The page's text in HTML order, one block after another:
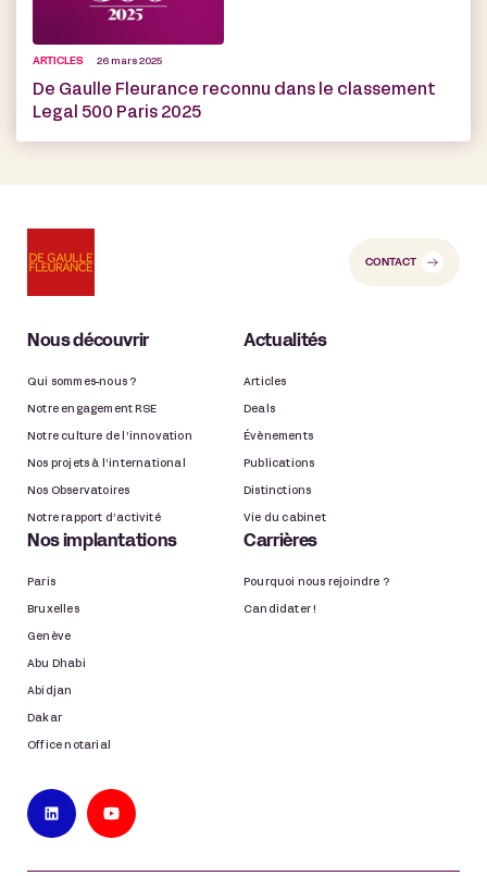
ARTICLES 26 mars 2025
De Gaulle Fleurance reconnu dans le classement
Legal 500 Paris 2025
CONTACT
Nous découvrir
Qui sommes-nous ?
Notre engagement RSE
Notre culture de l’innovation
Nos projets à l’international
Nos Observatoires
Notre rapport d’activité
Actualités
Articles
Deals
Évènements
Publications
Distinctions
Vie du cabinet
Nos implantations
Paris
Bruxelles
Genève
Abu Dhabi
Abidjan
Dakar
Office notarial
Carrières
Pourquoi nous rejoindre ?
Candidater !